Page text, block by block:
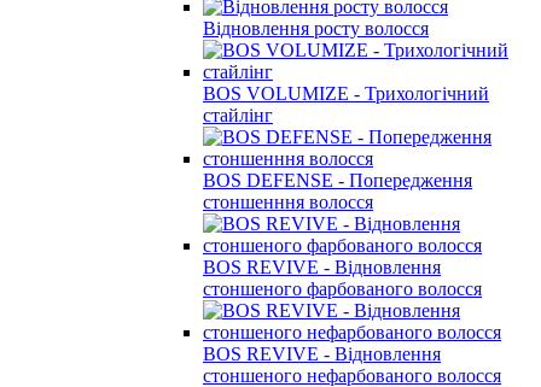
Відновлення росту волосся
BOS VOLUMIZE - Трихологічний
стайлінг
BOS DEFENSE - Попередження
стоншенння волосся
BOS REVIVE - Відновлення
стоншеного фарбованого волосся
BOS REVIVE - Відновлення
стоншеного нефарбованого волосся